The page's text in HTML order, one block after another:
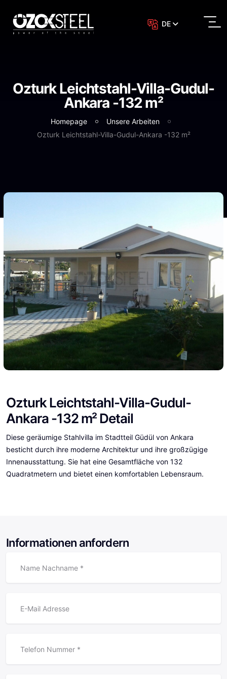
DE
Ozturk Leichtstahl-Villa-Gudul-
Ankara -132 m²
Homepage
Unsere Arbeiten
Ozturk Leichtstahl-Villa-Gudul-Ankara -132 m²
Ozturk Leichtstahl-Villa-Gudul-
Ankara -132 m² Detail
Diese geräumige Stahlvilla im Stadtteil Güdül von Ankara
besticht durch ihre moderne Architektur und ihre großzügige
Innenausstattung. Sie hat eine Gesamtfläche von 132
Quadratmetern und bietet einen komfortablen Lebensraum.
Informationen anfordern